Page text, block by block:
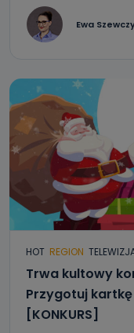
Ewa
HOT REGION
Trwa kultowy
Przygotuj
[KONKURS]